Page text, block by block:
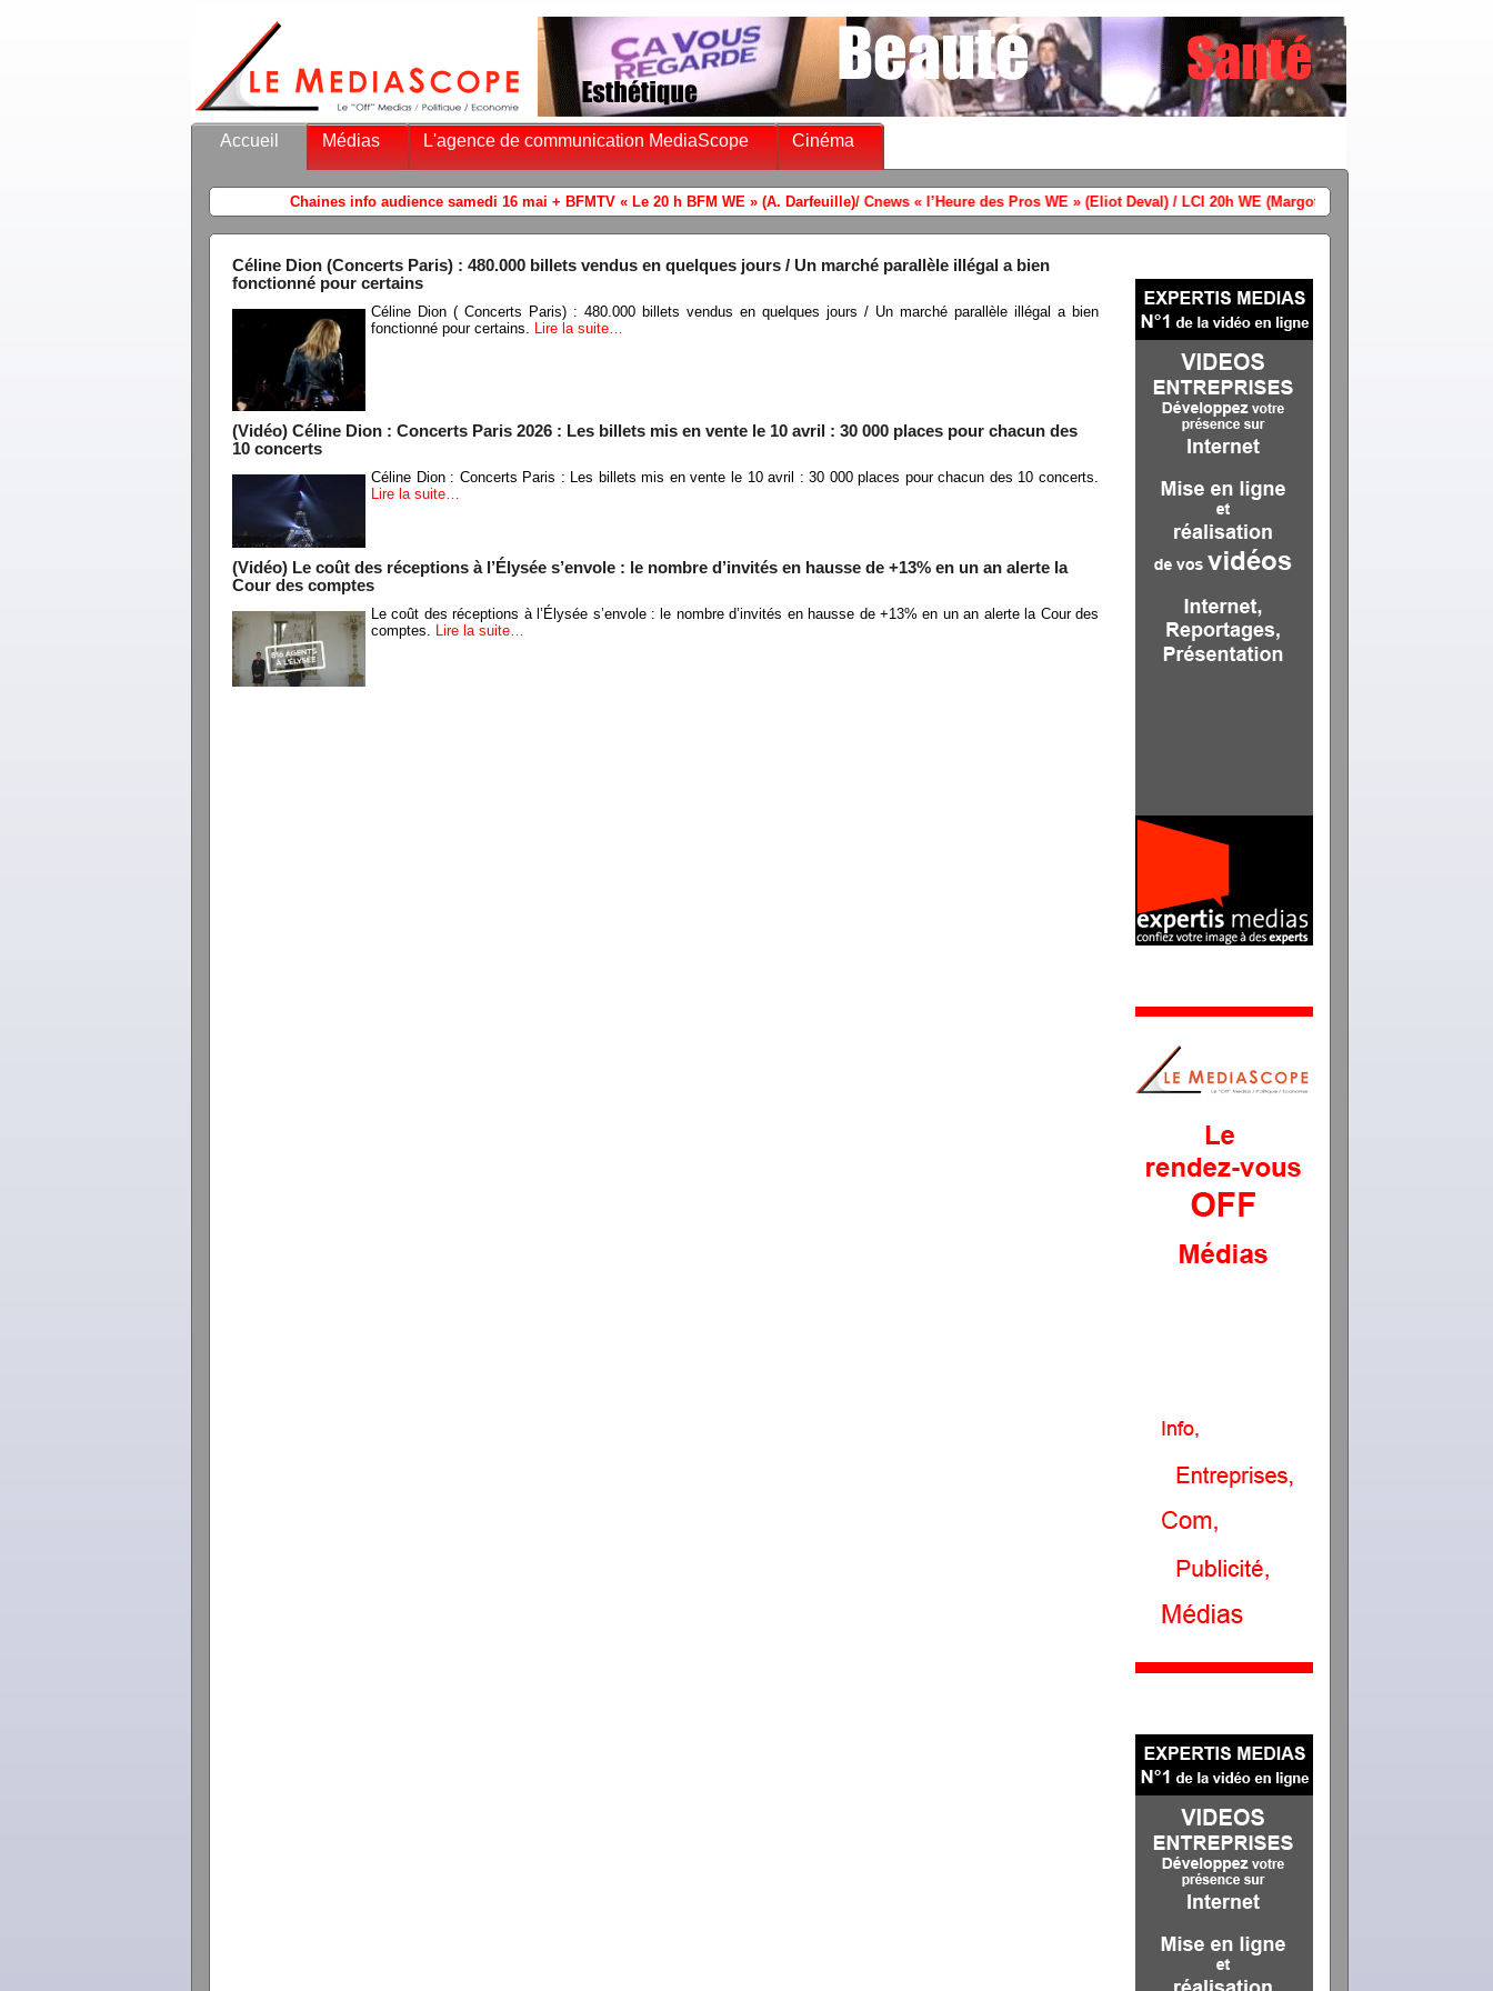
Accueil Médias L'agence de communication MediaScope Cinéma
Chaines info audience
Céline Dion (Concerts Paris) : 480.000 billets vendus en quelques jours / Un marché parallèle illégal a bien
fonctionné pour certains
Céline Dion ( Concerts Paris) : 480.000 billets vendus en quelques jours / Un marché parallèle illégal a bien
fonctionné pour certains. Lire la suite…
(Vidéo) Céline Dion : Concerts Paris 2026 : Les billets mis en vente le 10 avril : 30 000 places pour chacun des
10 concerts
Céline Dion : Concerts Paris : Les billets mis en vente le 10 avril : 30 000 places pour chacun des 10 concerts.
Lire la suite…
(Vidéo) Le coût des réceptions à l’Élysée s’envole : le nombre d’invités en hausse de +13% en un an alerte la
Cour des comptes
Le coût des réceptions à l’Élysée s’envole : le nombre d’invités en hausse de +13% en un an alerte la Cour des
comptes. Lire la suite…